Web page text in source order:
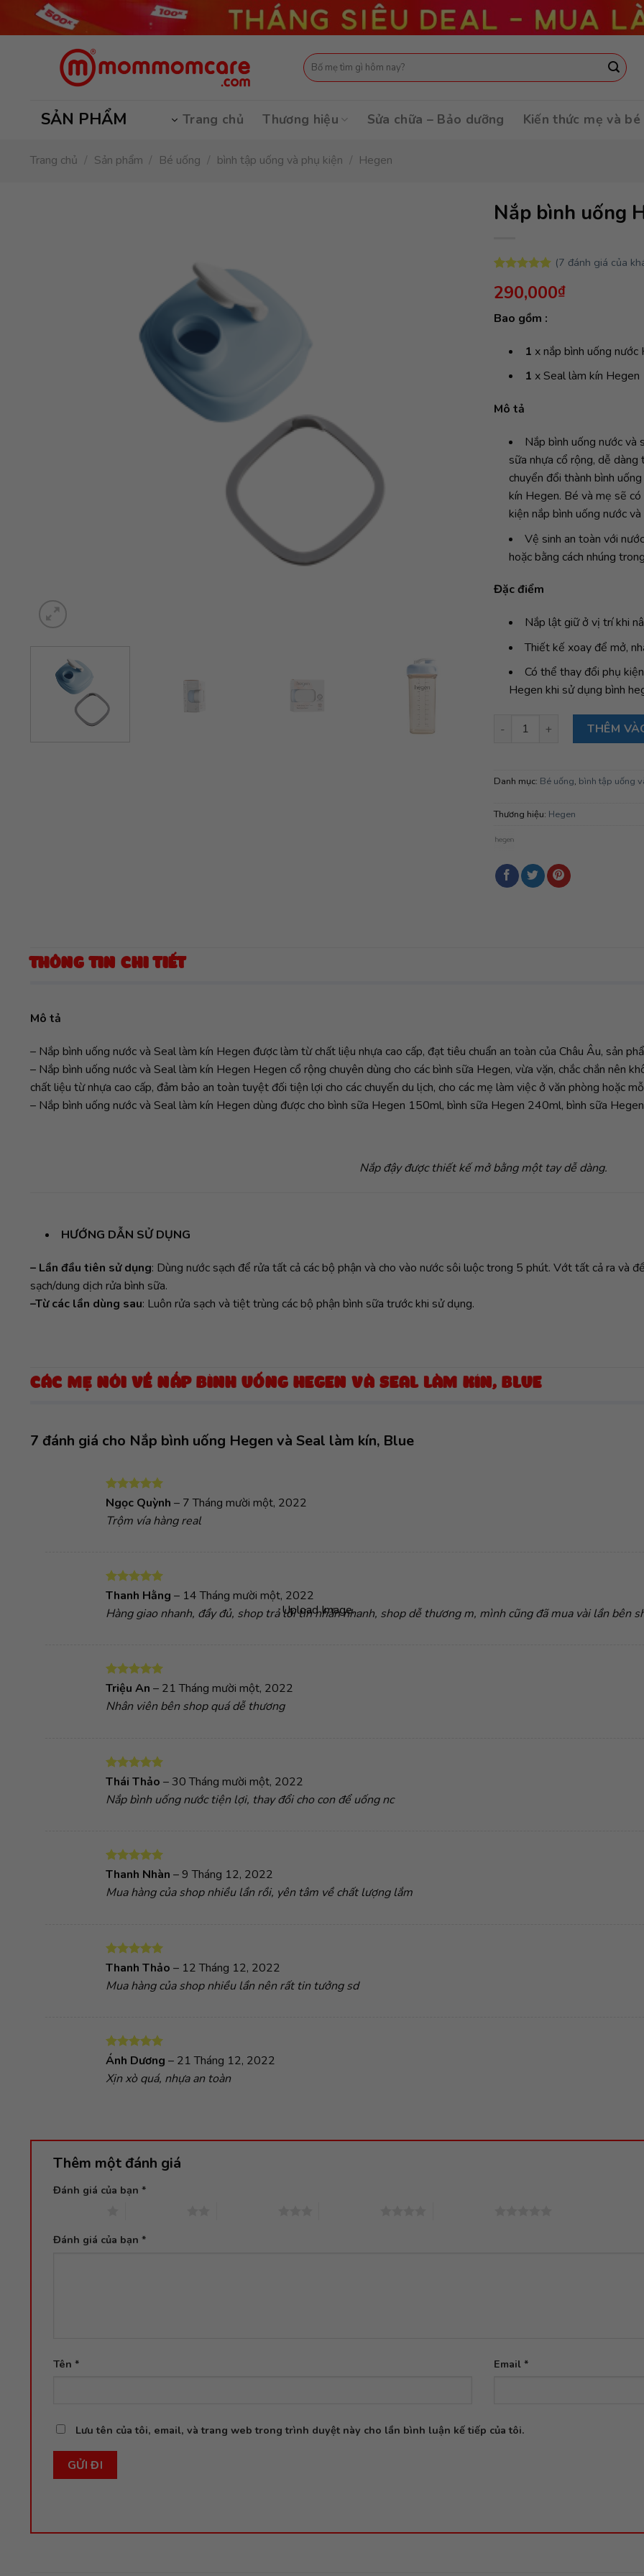
Upload Image...
Tìm
kiếm:
SẢN PHẨM Trang chủ Thương hiệu Sửa chữa – Bảo dưỡng Kiến thức mẹ và bé
Trang chủ / Sản phẩm / Bé uống / bình tập uống và phụ kiện / Hegen
Nắp bình uống
dựa trên
đánh giá
(7 đánh giá của
290,000₫
Bao gồm :
1 x nắp bình uống
1 x Seal làm kín Hegen
Mô tả
Nắp bình uống nước và
sữa nhựa cổ rộng, dễ
chuyển đổi thành bình
kín Hegen. Bé và mẹ sẽ
kiện nắp bình uống nước
Vệ sinh an toàn với
hoặc bằng cách nhúng
Đặc điểm
Nắp lật giữ ở vị trí khi
Thiết kế xoay để mở,
Có thể thay đổi phụ
Hegen khi sử dụng bình
Nắp bình uống Hegen và
THÊM
Danh mục: Bé uống, bình tập uống
Thương hiệu: Hegen
THÔNG TIN CHI TIẾT
Mô tả
– Nắp bình uống nước và Seal làm kín Hegen được làm từ chất liệu nhựa cao cấp, đạt tiêu chuẩn an toàn của Châu Âu, sản
– Nắp bình uống nước và Seal làm kín Hegen Hegen cổ rộng chuyên dùng cho các bình sữa Hegen, vừa vặn, chắc chắn nên
chất liệu từ nhựa cao cấp, đảm bảo an toàn tuyệt đối tiện lợi cho các chuyến du lịch, cho các mẹ làm việc ở văn phòng hoặc
– Nắp bình uống nước và Seal làm kín Hegen dùng được cho bình sữa Hegen 150ml, bình sữa Hegen 240ml, bình sữa
Nắp đậy được thiết kế mở bằng một tay dễ dàng.
HƯỚNG DẪN SỬ DỤNG
– Lần đầu tiên sử dụng: Dùng nước sạch để rửa tất cả các bộ phận và cho vào nước sôi luộc trong 5 phút. Vớt tất cả ra và
sạch/dung dịch rửa bình sữa.
–Từ các lần dùng sau: Luôn rửa sạch và tiệt trùng các bộ phận bình sữa trước khi sử dụng.
CÁC MẸ NÓI VỀ NẮP BÌNH UỐNG HEGEN VÀ SEAL LÀM KÍN, BLUE
7 đánh giá cho Nắp bình uống Hegen và Seal làm kín, Blue
Được xếp
hạng
5
sao
Ngọc Quỳnh – 7 Tháng mười một, 2022
Trộm vía hàng real
Được xếp
sao
Thanh Hằng – 14 Tháng mười một, 2022
Hàng giao nhanh, đầy đủ, shop trả lời tin nhắn nhanh, shop dễ thương m, mình cũng đã mua vài lần bên
Được xếp
hạng
sao
Triệu An – 21 Tháng mười một, 2022
Nhân viên bên shop quá dễ thương
Được xếp
sao
Thái Thảo –30 Tháng mười một, 2022
Nắp bình uống nước tiện lợi, thay đổi cho con để uống nc
Được xếp
sao
Thanh Nhàn –9 Tháng 12, 2022
Mua hàng của shop nhiều lần rồi, yên tâm về chất lượng lắm
Được xếp
sao
Thanh Thảo – 12 Tháng 12, 2022
Mua hàng của shop nhiều lần nên rất tin tưởng sd
Được xếp
sao
Ánh Dương – 21 Tháng 12, 2022
Xịn xò quá, nhựa an toàn
Thêm một đánh giá
Đánh giá của bạn *
Đánh giá của bạn *
Tên * Email *
Lưu tên của tôi, email, và trang web trong trình duyệt này cho lần bình luận kế tiếp của tôi.